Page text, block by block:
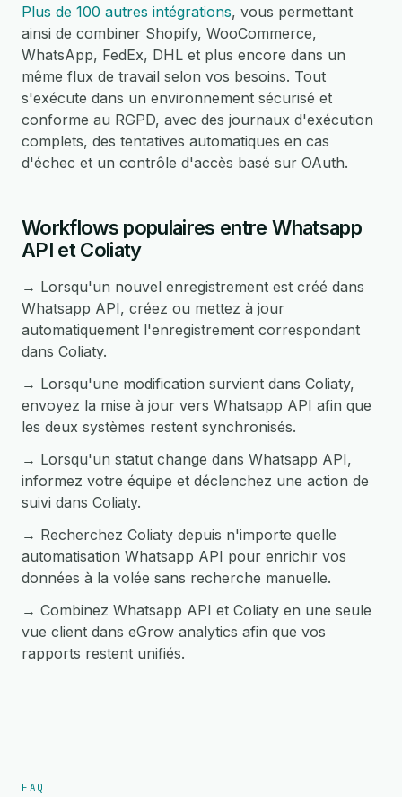
Plus de 100 autres intégrations, vous permettant
ainsi de combiner Shopify, WooCommerce,
WhatsApp, FedEx, DHL et plus encore dans un
même flux de travail selon vos besoins. Tout
s'exécute dans un environnement sécurisé et
conforme au RGPD, avec des journaux d'exécution
complets, des tentatives automatiques en cas
d'échec et un contrôle d'accès basé sur OAuth.
Workflows populaires entre Whatsapp
API et Coliaty
→ Lorsqu'un nouvel enregistrement est créé dans
Whatsapp API, créez ou mettez à jour
automatiquement l'enregistrement correspondant
dans Coliaty.
→ Lorsqu'une modification survient dans Coliaty,
envoyez la mise à jour vers Whatsapp API afin que
les deux systèmes restent synchronisés.
→ Lorsqu'un statut change dans Whatsapp API,
informez votre équipe et déclenchez une action de
suivi dans Coliaty.
→ Recherchez Coliaty depuis n'importe quelle
automatisation Whatsapp API pour enrichir vos
données à la volée sans recherche manuelle.
→ Combinez Whatsapp API et Coliaty en une seule
vue client dans eGrow analytics afin que vos
rapports restent unifiés.
FAQ